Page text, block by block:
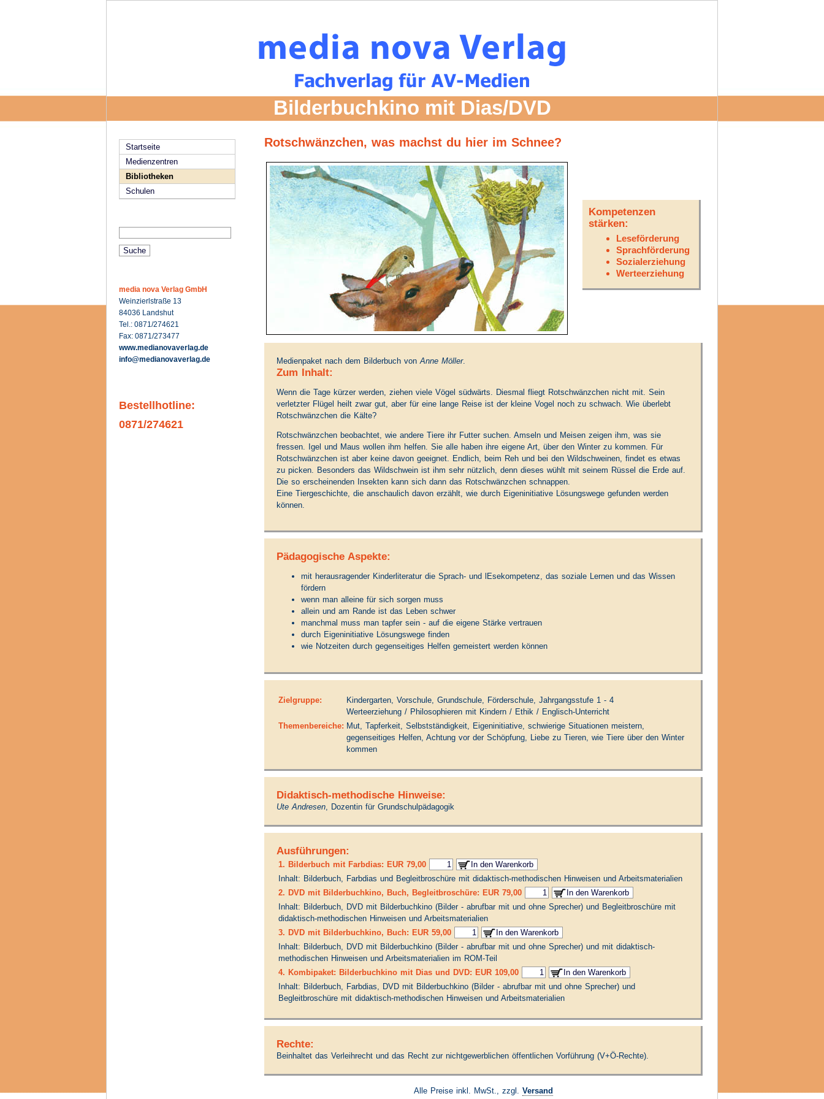
Bilderbuchkino mit Dias/DVD
Startseite
Medienzentren
Bibliotheken
Schulen
media nova Verlag GmbH
Weinzierlstraße 13
84036 Landshut
Tel.: 0871/274621
Fax: 0871/273477
www.medianovaverlag.de
info@medianovaverlag.de
Bestellhotline:
0871/274621
Rotschwänzchen, was machst du hier im Schnee?
Kompetenzen
stärken:
Leseförderung
Sprachförderung
Sozialerziehung
Werteerziehung
Medienpaket nach dem Bilderbuch vonAnne Möller.
Zum Inhalt:
Wenn die Tage kürzer werden, ziehen viele Vögel südwärts. Diesmal fliegt Rotschwänzchen nicht mit. Sein
verletzter Flügel heilt zwar gut, aber für eine lange Reise ist der kleine Vogel noch zu schwach. Wie überlebt
Rotschwänzchen die Kälte?
Rotschwänzchen beobachtet, wie andere Tiere ihr Futter suchen. Amseln und Meisen zeigen ihm, was sie
fressen. Igel und Maus wollen ihm helfen. Sie alle haben ihre eigene Art, über den Winter zu kommen. Für
Rotschwänzchen ist aber keine davon geeignet. Endlich, beim Reh und bei den Wildschweinen, findet es etwas
zu picken. Besonders das Wildschwein ist ihm sehr nützlich, denn dieses wühlt mit seinem Rüssel die Erde auf.
Die so erscheinenden Insekten kann sich dann das Rotschwänzchen schnappen.
Eine Tiergeschichte, die anschaulich davon erzählt, wie durch Eigeninitiative Lösungswege gefunden werden
können.
Pädagogische Aspekte:
mit herausragender Kinderliteratur die Sprach- und lEsekompetenz, das soziale Lernen und das Wissen
fördern
wenn man alleine für sich sorgen muss
allein und am Rande ist das Leben schwer
manchmal muss man tapfer sein - auf die eigene Stärke vertrauen
durch Eigeninitiative Lösungswege finden
wie Notzeiten durch gegenseitiges Helfen gemeistert werden können
Zielgruppe:
Kindergarten, Vorschule, Grundschule, Förderschule, Jahrgangsstufe 1 - 4
Werteerziehung / Philosophieren mit Kindern / Ethik / Englisch-Unterricht
Themenbereiche: Mut, Tapferkeit, Selbstständigkeit, Eigeninitiative, schwierige Situationen meistern,
gegenseitiges Helfen, Achtung vor der Schöpfung, Liebe zu Tieren, wie Tiere über den Winter
kommen
Didaktisch-methodische Hinweise:
Ute Andresen , Dozentin für Grundschulpädagogik
Ausführungen:
1. Bilderbuch mit Farbdias: EUR 79,00
Inhalt: Bilderbuch, Farbdias und Begleitbroschüre mit didaktisch-methodischen Hinweisen und Arbeitsmaterialien
2. DVD mit Bilderbuchkino, Buch, Begleitbroschüre: EUR 79,00
Inhalt: Bilderbuch, DVD mit Bilderbuchkino (Bilder - abrufbar mit und ohne Sprecher) und Begleitbroschüre mit
didaktisch-methodischen Hinweisen und Arbeitsmaterialien
3. DVD mit Bilderbuchkino, Buch: EUR 59,00
Inhalt: Bilderbuch, DVD mit Bilderbuchkino (Bilder - abrufbar mit und ohne Sprecher) und mit didaktisch-
methodischen Hinweisen und Arbeitsmaterialien im ROM-Teil
4. Kombipaket: Bilderbuchkino mit Dias und DVD: EUR 109,00
Inhalt: Bilderbuch, Farbdias, DVD mit Bilderbuchkino (Bilder - abrufbar mit und ohne Sprecher) und
Begleitbroschüre mit didaktisch-methodischen Hinweisen und Arbeitsmaterialien
Rechte:
Beinhaltet das Verleihrecht und das Recht zur nichtgewerblichen öffentlichen Vorführung (V+Ö-Rechte).
Alle Preise inkl. MwSt., zzgl. Versand